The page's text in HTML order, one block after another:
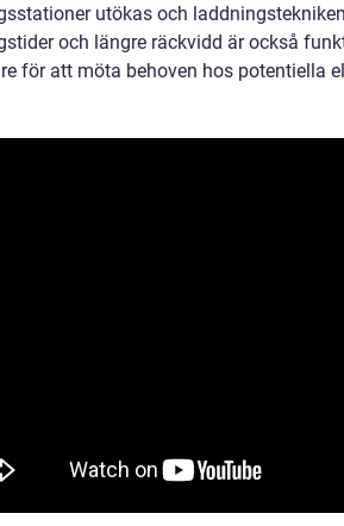
utökas och
och längre räckvidd är också
för att möta behoven hos potentiella